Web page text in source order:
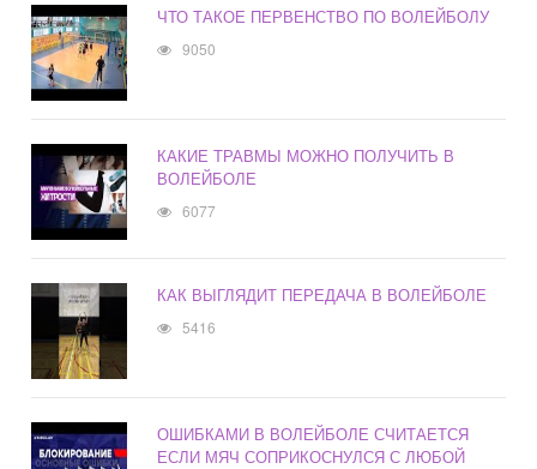
ЧТО ТАКОЕ ПЕРВЕНСТВО ПО ВОЛЕЙБОЛУ
9050
КАКИЕ ТРАВМЫ МОЖНО ПОЛУЧИТЬ В
ВОЛЕЙБОЛЕ
6077
КАК ВЫГЛЯДИТ ПЕРЕДАЧА В ВОЛЕЙБОЛЕ
5416
ОШИБКАМИ В ВОЛЕЙБОЛЕ СЧИТАЕТСЯ
ЕСЛИ МЯЧ СОПРИКОСНУЛСЯ С ЛЮБОЙ